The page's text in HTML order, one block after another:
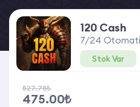
120 Cash
7/24
Stok Var
527.78₺
475.00₺